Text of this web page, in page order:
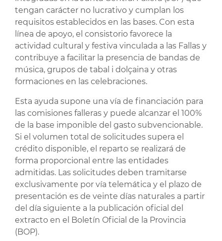
tengan carácter no lucrativo y cumplan los
requisitos establecidos en las bases. Con esta
línea de apoyo, el consistorio favorece la
actividad cultural y festiva vinculada a las Fallas y
contribuye a facilitar la presencia de bandas de
música, grupos de tabal i dolçaina y otras
formaciones en las celebraciones.
Esta ayuda supone una vía de financiación para
las comisiones falleras y puede alcanzar el 100%
de la base imponible del gasto subvencionable.
Si el volumen total de solicitudes supera el
crédito disponible, el reparto se realizará de
forma proporcional entre las entidades
admitidas. Las solicitudes deben tramitarse
exclusivamente por vía telemática y el plazo de
presentación es de veinte días naturales a partir
del día siguiente a la publicación oficial del
extracto en el Boletín Oficial de la Provincia
(BOP).